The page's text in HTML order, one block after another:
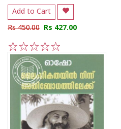
Add to Cart
Rs 450.00 Rs 427.00
5
4
3
2
1